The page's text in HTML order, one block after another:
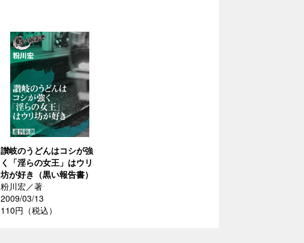
讃岐のうどんはコシが強
く「淫らの女王」はウリ
坊が好き（黒い報告書）
粉川宏／著
2009/03/13
110円（税込）